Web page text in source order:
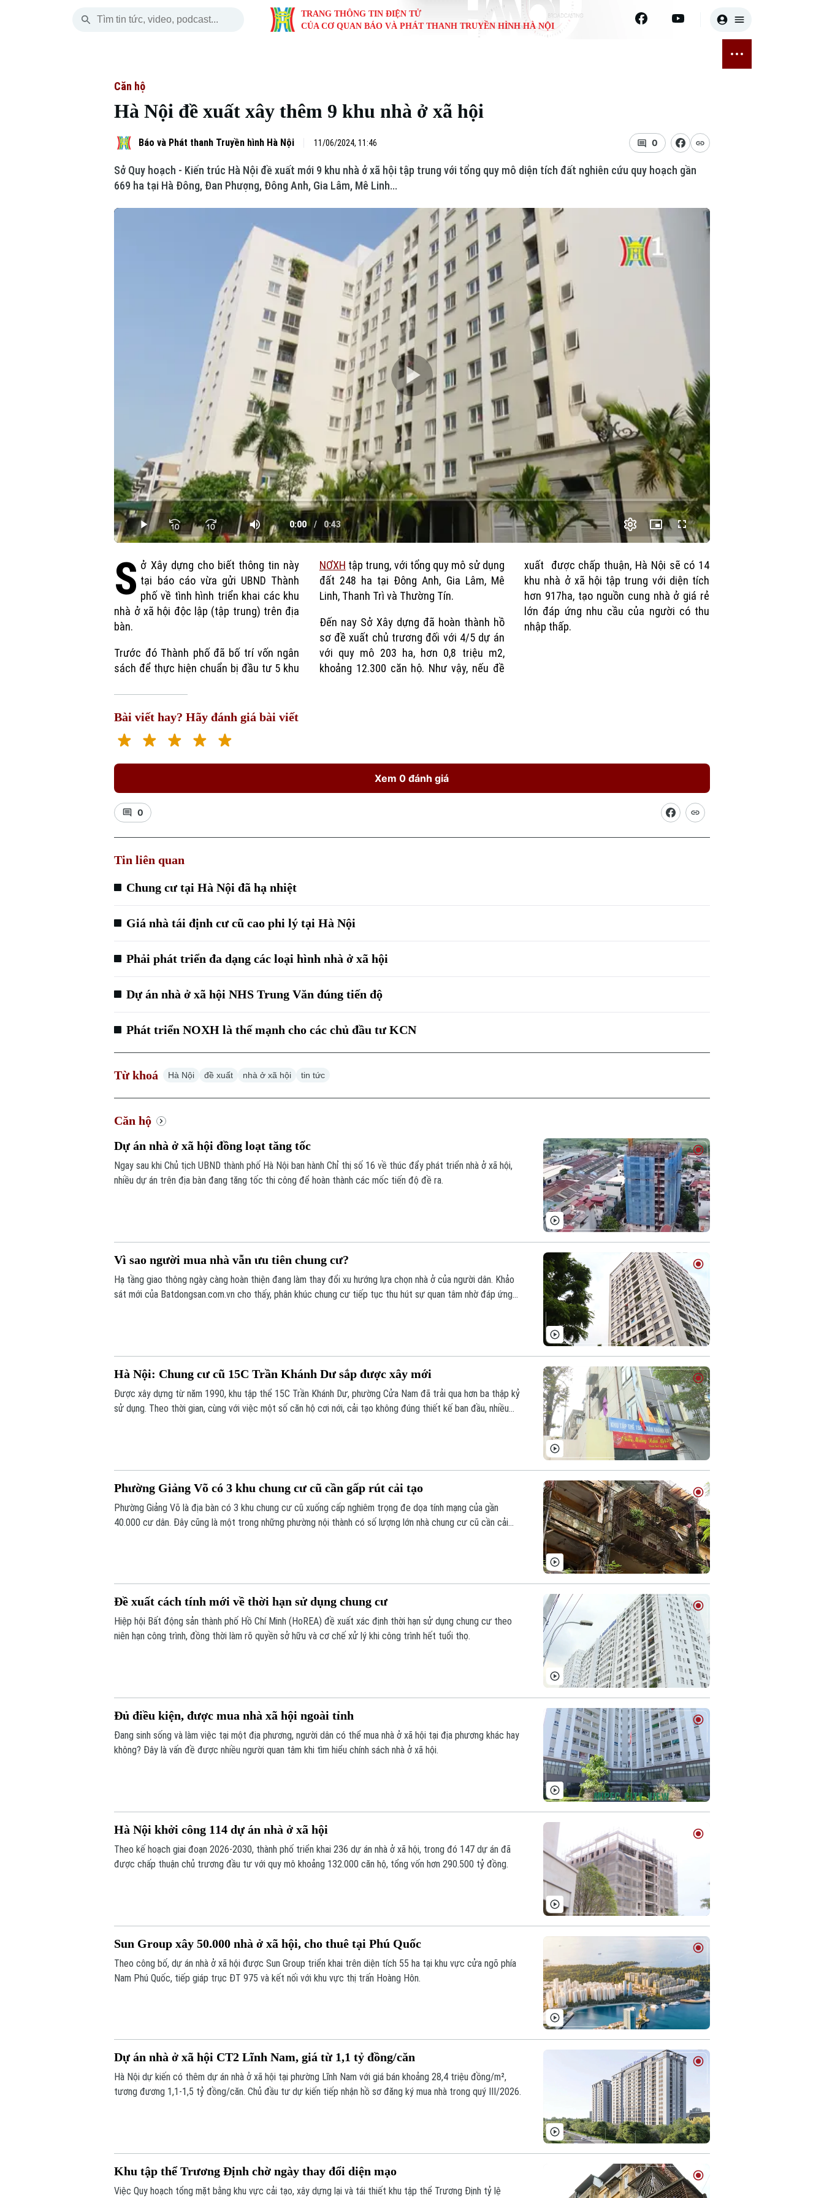
TRANG THÔNG TIN ĐIỆN TỬ
CỦA CƠ QUAN BÁO VÀ PHÁT THANH TRUYỀN HÌNH HÀ NỘI
Chính trị
Xã hội
An ninh trật tự
Người Hà Nội
Khoảnh khắc Hà Nội
Ẩm thực
Quân sự
Hồ sơ
Người Việt 4 phương
Cafe sáng
Tài chính Ngân hàng
Doanh nghiệp
Đầu tư
Căn hộ
Đất đai
Tàu
Xe máy
Thị trường
Tuyển sinh Làng nghề
Điện ảnh
Thời trang
Căn hộ
Hà Nội đề xuất xây thêm 9 khu nhà ở xã hội
Báo và Phát thanh Truyền hình Hà Nội 11/06/2024, 11:46 0
Sở Quy hoạch - Kiến trúc Hà Nội đề xuất mới 9 khu nhà ở xã hội tập trung với tổng quy mô diện tích đất nghiên cứu quy hoạch gần
669 ha tại Hà Đông, Đan Phượng, Đông Anh, Gia Lâm, Mê Linh...
Play
Video
Loaded:
1.21%
Play Mute
Current
Time
0:00
/
Duration
0:43
Picture-
in-
Fullscreen
S ở Xây dựng cho biết thông tin này
tại báo cáo vừa gửi UBND Thành
phố về tình hình triển khai các khu
nhà ở xã hội độc lập (tập trung) trên địa
bàn.
Trước đó Thành phố đã bố trí vốn ngân
sách để thực hiện chuẩn bị đầu tư 5 khu
NƠXH tập trung, với tổng quy mô sử dụng
đất 248 ha tại Đông Anh, Gia Lâm, Mê
Linh, Thanh Trì và Thường Tín.
Đến nay Sở Xây dựng đã hoàn thành hồ
sơ đề xuất chủ trương đối với 4/5 dự án
với quy mô 203 ha, hơn 0,8 triệu m2,
khoảng 12.300 căn hộ. Như vậy, nếu đề
xuất được chấp thuận, Hà Nội sẽ có 14
khu nhà ở xã hội tập trung với diện tích
hơn 917ha, tạo nguồn cung nhà ở giá rẻ
lớn đáp ứng nhu cầu của người có thu
nhập thấp.
Bài viết hay? Hãy đánh giá bài viết
Xem 0 đánh giá
0
Tin liên quan
Chung cư tại Hà Nội đã hạ nhiệt
Giá nhà tái định cư cũ cao phi lý tại Hà Nội
Phải phát triển đa dạng các loại hình nhà ở xã hội
Dự án nhà ở xã hội NHS Trung Văn đúng tiến độ
Phát triển NOXH là thế mạnh cho các chủ đầu tư KCN
Từ khoá Hà Nội đề xuất nhà ở xã hội tin tức
Căn hộ
Dự án nhà ở xã hội đồng loạt tăng tốc
Ngay sau khi Chủ tịch UBND thành phố Hà Nội ban hành Chỉ thị số 16 về thúc đẩy phát triển nhà ở xã hội,
nhiều dự án trên địa bàn đang tăng tốc thi công để hoàn thành các mốc tiến độ đề ra.
Vì sao người mua nhà vẫn ưu tiên chung cư?
Hạ tầng giao thông ngày càng hoàn thiện đang làm thay đổi xu hướng lựa chọn nhà ở của người dân. Khảo
sát mới của Batdongsan.com.vn cho thấy, phân khúc chung cư tiếp tục thu hút sự quan tâm nhờ đáp ứng
Hà Nội: Chung cư cũ 15C Trần Khánh Dư sắp được xây mới
Được xây dựng từ năm 1990, khu tập thể 15C Trần Khánh Dư, phường Cửa Nam đã trải qua hơn ba thập kỷ
sử dụng. Theo thời gian, cùng với việc một số căn hộ cơi nới, cải tạo không đúng thiết kế ban đầu, nhiều
Phường Giảng Võ có 3 khu chung cư cũ cần gấp rút cải tạo
Phường Giảng Võ là địa bàn có 3 khu chung cư cũ xuống cấp nghiêm trọng đe dọa tính mạng của gần
40.000 cư dân. Đây cũng là một trong những phường nội thành có số lượng lớn nhà chung cư cũ cần cải
Đề xuất cách tính mới về thời hạn sử dụng chung cư
Hiệp hội Bất động sản thành phố Hồ Chí Minh (HoREA) đề xuất xác định thời hạn sử dụng chung cư theo
niên hạn công trình, đồng thời làm rõ quyền sở hữu và cơ chế xử lý khi công trình hết tuổi thọ.
Đủ điều kiện, được mua nhà xã hội ngoài tỉnh
Đang sinh sống và làm việc tại một địa phương, người dân có thể mua nhà ở xã hội tại địa phương khác hay
không? Đây là vấn đề được nhiều người quan tâm khi tìm hiểu chính sách nhà ở xã hội.
Hà Nội khởi công 114 dự án nhà ở xã hội
Theo kế hoạch giai đoạn 2026-2030, thành phố triển khai 236 dự án nhà ở xã hội, trong đó 147 dự án đã
được chấp thuận chủ trương đầu tư với quy mô khoảng 132.000 căn hộ, tổng vốn hơn 290.500 tỷ đồng.
Sun Group xây 50.000 nhà ở xã hội, cho thuê tại Phú Quốc
Theo công bố, dự án nhà ở xã hội được Sun Group triển khai trên diện tích 55 ha tại khu vực cửa ngõ phía
Nam Phú Quốc, tiếp giáp trục ĐT 975 và kết nối với khu vực thị trấn Hoàng Hôn.
Dự án nhà ở xã hội CT2 Lĩnh Nam, giá từ 1,1 tỷ đồng/căn
Hà Nội dự kiến có thêm dự án nhà ở xã hội tại phường Lĩnh Nam với giá bán khoảng 28,4 triệu đồng/m²,
tương đương 1,1-1,5 tỷ đồng/căn. Chủ đầu tư dự kiến tiếp nhận hồ sơ đăng ký mua nhà trong quý III/2026.
Khu tập thể Trương Định chờ ngày thay đổi diện mạo
Việc Quy hoạch tổng mặt bằng khu vực cải tạo, xây dựng lại và tái thiết khu tập thể Trương Định tỷ lệ